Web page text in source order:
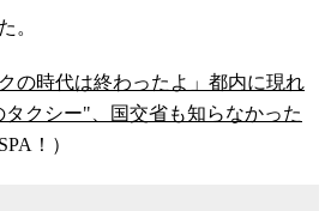
。
の時代は終わったよ」都内に現れ
クシー"、国交省も知らなかった
！）